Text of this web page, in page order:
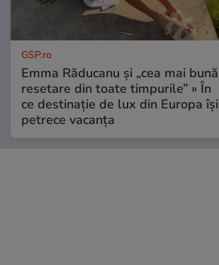
GSP.ro
Emma Răducanu și „cea mai bună
resetare din toate timpurile” » În
ce destinație de lux din Europa își
petrece vacanța